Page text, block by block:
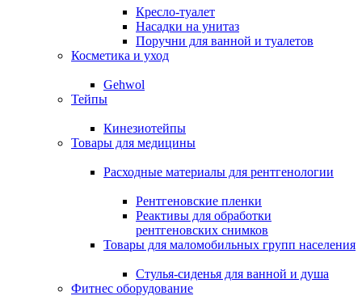
Кресло-туалет
Насадки на унитаз
Поручни для ванной и туалетов
Косметика и уход
Gehwol
Тейпы
Кинезиотейпы
Товары для медицины
Расходные материалы для рентгенологии
Рентгеновские пленки
Реактивы для обработки
рентгеновских снимков
Товары для маломобильных групп населения
Стулья-сиденья для ванной и душа
Фитнес оборудование